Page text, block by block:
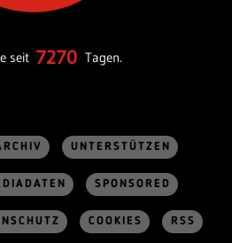
seit 7270 Tagen.
UNTERSTÜTZEN
SPONSORED
COOKIES RSS